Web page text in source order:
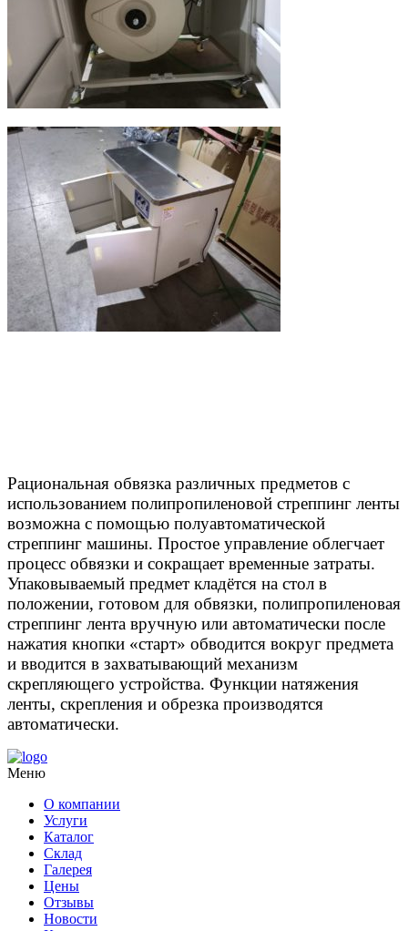
Рациональная обвязка различных предметов с
использованием полипропиленовой стреппинг ленты
возможна с помощью полуавтоматической
стреппинг машины. Простое управление облегчает
процесс обвязки и сокращает временные затраты.
Упаковываемый предмет кладётся на стол в
положении, готовом для обвязки, полипропиленовая
стреппинг лента вручную или автоматически после
нажатия кнопки «старт» обводится вокруг предмета
и вводится в захватывающий механизм
скрепляющего устройства. Функции натяжения
ленты, скрепления и обрезка производятся
автоматически.
Меню
О компании
Услуги
Каталог
Склад
Галерея
Цены
Отзывы
Новости